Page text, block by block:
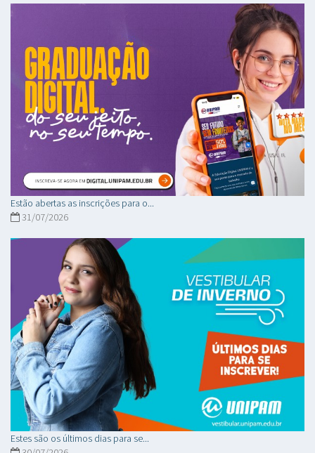
Estão abertas as inscrições para o...
31/07/2026
Estes são os últimos dias para se...